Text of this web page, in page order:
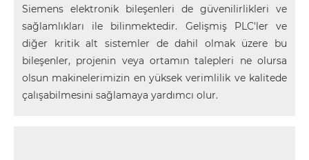
Siemens elektronik bileşenleri de güvenilirlikleri ve
sağlamlıkları ile bilinmektedir. Gelişmiş PLC'ler ve
diğer kritik alt sistemler de dahil olmak üzere bu
bileşenler, projenin veya ortamın talepleri ne olursa
olsun makinelerimizin en yüksek verimlilik ve kalitede
çalışabilmesini sağlamaya yardımcı olur.